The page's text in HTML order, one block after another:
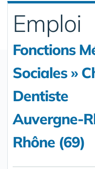
Emploi
Fonctions
Sociales »
Dentiste
Auvergne-
Rhône (69)